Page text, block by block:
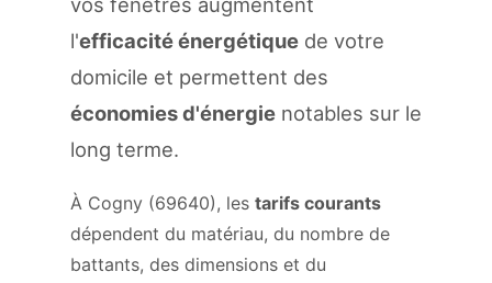
l'efficacité énergétique de votre
domicile et permettent des
économies d'énergie notables sur le
long terme.
À Cogny (69640), les tarifs courants
dépendent du matériau, du nombre de
battants, des dimensions et du